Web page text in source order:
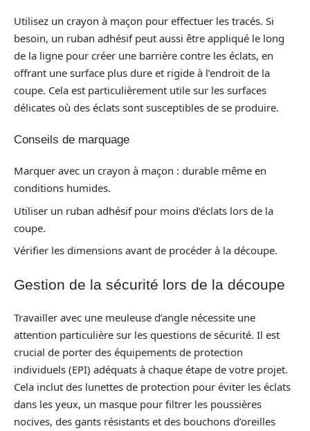
Utilisez un crayon à maçon pour effectuer les tracés. Si
besoin, un ruban adhésif peut aussi être appliqué le long
de la ligne pour créer une barrière contre les éclats, en
offrant une surface plus dure et rigide à l’endroit de la
coupe. Cela est particulièrement utile sur les surfaces
délicates où des éclats sont susceptibles de se produire.
Conseils de marquage
Marquer avec un crayon à maçon : durable même en
conditions humides.
Utiliser un ruban adhésif pour moins d’éclats lors de la
coupe.
Vérifier les dimensions avant de procéder à la découpe.
Gestion de la sécurité lors de la découpe
Travailler avec une meuleuse d’angle nécessite une
attention particulière sur les questions de sécurité. Il est
crucial de porter des équipements de protection
individuels (EPI) adéquats à chaque étape de votre projet.
Cela inclut des lunettes de protection pour éviter les éclats
dans les yeux, un masque pour filtrer les poussières
nocives, des gants résistants et des bouchons d’oreilles